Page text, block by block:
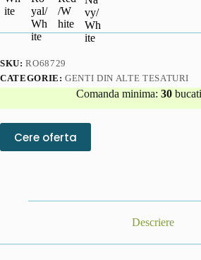
SKU:RO68729
CATEGORIE:GENTI DIN ALTE TESATURI
Comanda minima:30 bucati
Cere oferta
Descriere